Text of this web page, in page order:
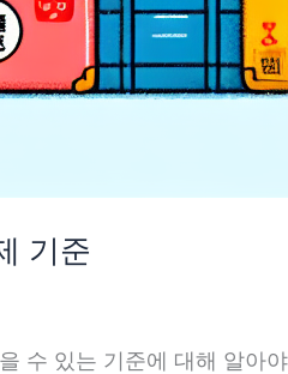
기준
수 있는 기준에 대해 알아